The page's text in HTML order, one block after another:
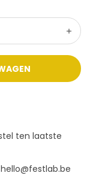
ten laatste
hello@festlab.be